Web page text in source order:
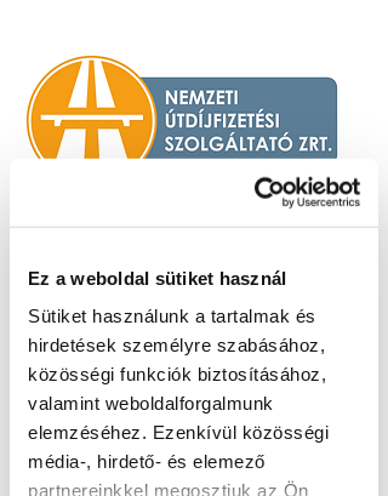
Ez a weboldal sütiket használ
Sütiket használunk a tartalmak és
hirdetések személyre szabásához,
közösségi funkciók biztosításához,
valamint weboldalforgalmunk
elemzéséhez. Ezenkívül közösségi
média-, hirdető- és elemező
partnereinkkel megosztjuk az Ön
Útdíjfizetési
Szolgáltató Zrt.
Szabad a pálya, magasabb sebességi
fokozatba kapcsolhatunk a NÚSZ
támogatásával! Köszönjük!